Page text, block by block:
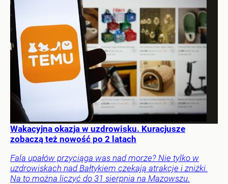
Wakacyjna okazja w uzdrowisku. Kuracjusze
zobaczą też nowość po 2 latach
Fala upałów przyciąga was nad morze? Nie tylko w
uzdrowiskach nad Bałtykiem czekają atrakcje i zniżki.
Na to można liczyć do 31 sierpnia na Mazowszu.